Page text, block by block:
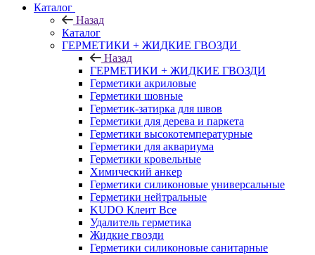
Каталог
Назад
Каталог
ГЕРМЕТИКИ + ЖИДКИЕ ГВОЗДИ
Назад
ГЕРМЕТИКИ + ЖИДКИЕ ГВОЗДИ
Герметики акриловые
Герметики шовные
Герметик-затирка для швов
Герметики для дерева и паркета
Герметики высокотемпературные
Герметики для аквариума
Герметики кровельные
Химический анкер
Герметики силиконовые универсальные
Герметики нейтральные
KUDO Клеит Все
Удалитель герметика
Жидкие гвозди
Герметики силиконовые санитарные